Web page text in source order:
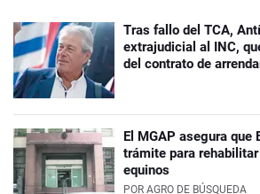
Tras fallo del TCA,
extrajudicial al INC,
del contrato de
El MGAP asegura que
trámite para
equinos
POR AGRO DE BÚSQUEDA